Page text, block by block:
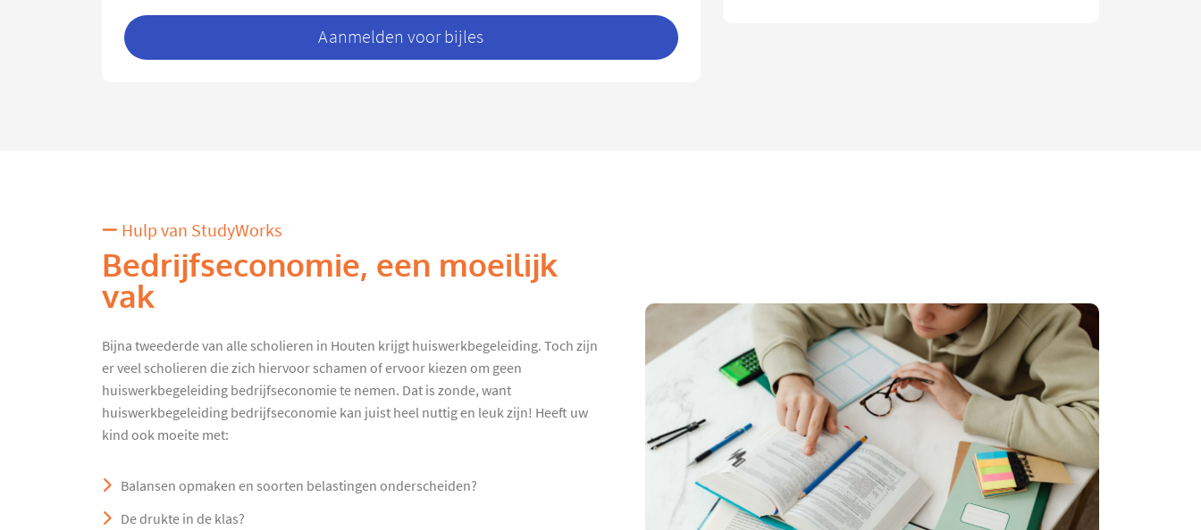
Aanmelden voor bijles
Hulp van StudyWorks
Bedrijfseconomie, een moeilijk
vak
Bijna tweederde van alle scholieren in Houten krijgt huiswerkbegeleiding. Toch zijn
er veel scholieren die zich hiervoor schamen of ervoor kiezen om geen
huiswerkbegeleiding bedrijfseconomie te nemen. Dat is zonde, want
huiswerkbegeleiding bedrijfseconomie kan juist heel nuttig en leuk zijn! Heeft uw
kind ook moeite met:
Balansen opmaken en soorten belastingen onderscheiden?
De drukte in de klas?